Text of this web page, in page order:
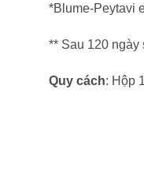
*Blume-Peytavi
** Sau 120 ngày
Quy cách: Hộp